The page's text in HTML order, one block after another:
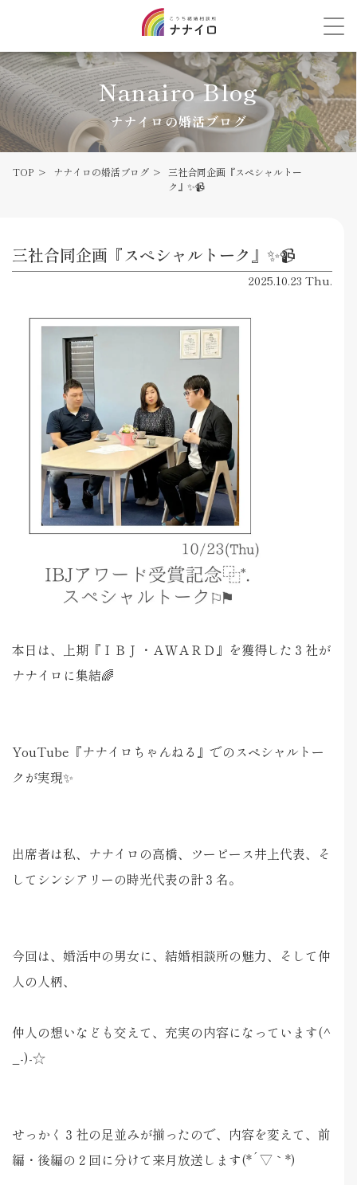
Nanairo Blog
ナナイロの婚活ブログ
TOP ナナイロの婚活ブログ
三社合同企画『スペシャルトー
ク』✨📹
三社合同企画『スペシャルトーク』✨📹
2025.10.23 Thu.
本日は、上期『ＩＢＪ・ＡＷＡＲＤ』を獲得した３社が
ナナイロに集結🌈
YouTube『ナナイロちゃんねる』でのスペシャルトー
クが実現✨
出席者は私、ナナイロの高橋、ツーピース井上代表、そ
してシンシアリーの時光代表の計３名。
今回は、婚活中の男女に、結婚相談所の魅力、そして仲
人の人柄、
仲人の想いなども交えて、充実の内容になっています(^
_-)-☆
せっかく３社の足並みが揃ったので、内容を変えて、前
編・後編の２回に分けて来月放送します(*´▽｀*)